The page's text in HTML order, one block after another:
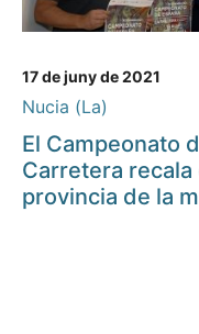
17 de juny de 2021
Nucia (La)
El Campeonato
Carretera
provincia de la